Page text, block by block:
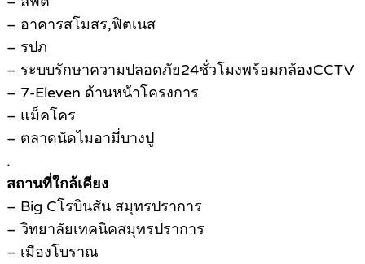
– อาคารสโมสร,ฟิตเนส
– รปภ
– ระบบรักษาความปลอดภัย24ชั่วโมงพร้อมกล้องCCTV
– 7-Eleven ด้านหน้าโครงการ
– แม็คโคร
– ตลาดนัดไมอามี่บางปู
.
สถานที่ใกล้เคียง
– Big Cโรบินสัน สมุทรปราการ
– วิทยาลัยเทคนิคสมุทรปราการ
– เมืองโบราณ